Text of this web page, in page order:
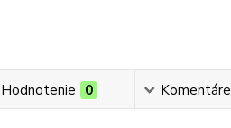
Hodnotenie 0 Komentáre